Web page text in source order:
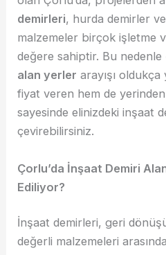
demirleri, hurda demirler
malzemeler birçok işletme
değere sahiptir. Bu nedenle
alan yerler arayışı oldukça
fiyat veren hem de
sayesinde elinizdeki inşaat
çevirebilirsiniz.
Çorlu’da İnşaat Demiri
Ediliyor?
İnşaat demirleri, geri
değerli malzemeleri